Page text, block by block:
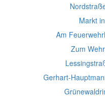
Markt
Am
Zum
Gerhart-